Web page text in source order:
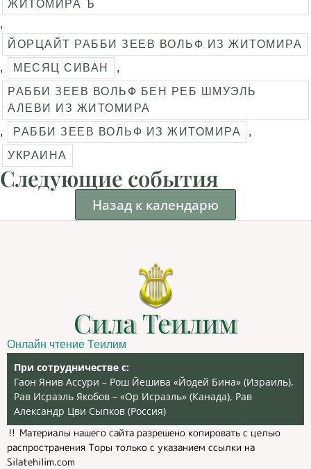
ЖИТОМИРА Ъ
,
ЙОРЦАЙТ РАББИ ЗЕЕВ ВОЛЬФ ИЗ ЖИТОМИРА
,
МЕСЯЦ СИВАН
,
РАББИ ЗЕЕВ ВОЛЬФ БЕН РЕБ ШМУЭЛЬ
АЛЕВИ ИЗ ЖИТОМИРА
,
РАББИ ЗЕЕВ ВОЛЬФ ИЗ ЖИТОМИРА
,
УКРАИНА
Следующие события
Назад к календарю
Сила Теилим
Онлайн чтение Теилим
При сотрудничестве с:
Гаон Янив Ассури – Рош Йешива «Йодей Бина» (Израиль),
Рав Исраэль Якобов – «Ор Исраэль» (Канада), Рав
Александр Цви Сыпков (Россия)
‼️ Материалы нашего сайта разрешено копировать с целью
распространения Торы только с указанием ссылки на
Silatehilim.com